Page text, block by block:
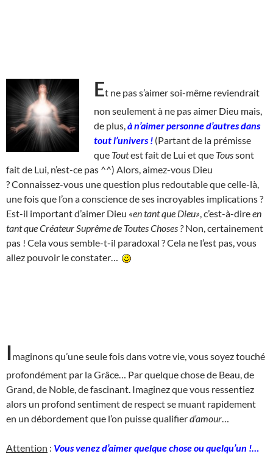
Et ne pas s’aimer soi-même reviendrait
non seulement à ne pas aimer Dieu mais,
de plus, à n’aimer personne d’autres dans
tout l’univers ! (Partant de la prémisse
que Toutest fait de Lui et que Toussont
fait de Lui, n’est-ce pas ^^) Alors, aimez-vous Dieu
? Connaissez-vous une question plus redoutable que celle-là,
une fois que l’on a conscience de ses incroyables implications ?
Est-il important d’aimer Dieu «en tant que Dieu» , c’est-à-direen
tant que Créateur Suprême de Toutes Choses ?Non, certainement
pas ! Cela vous semble-t-il paradoxal ? Cela ne l’est pas, vous
allez pouvoir le constater…
Imaginons qu’une seule fois dans votre vie, vous soyez touché
profondément par la Grâce… Par quelque chose de Beau, de
Grand, de Noble, de fascinant. Imaginez que vous ressentiez
alors un profond sentiment de respect se muant rapidement
en un débordement que l’on puisse qualifierd’amour
Attention : Vous venez d’aimer quelque chose ou quelqu’un !…